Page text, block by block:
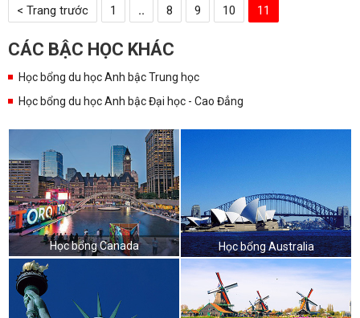
< Trang trước 1 .. 8 9 10 11
CÁC BẬC HỌC KHÁC
Học bổng du học Anh bậc Trung học
Học bổng du học Anh bậc Đại học - Cao Đẳng
Học bổng Canada Học bổng Australia